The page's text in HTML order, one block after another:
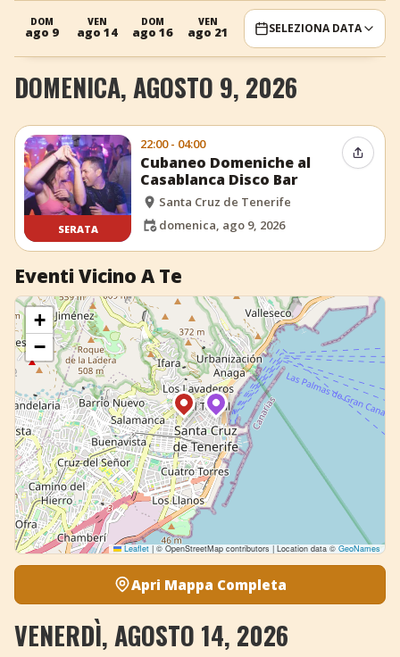
Aggiungi evento
DOM
ago 9
VEN
ago 14
DOM
ago 16
VEN
ago 21
DOM
ago 23SELEZIONA DATA
DOMENICA, AGOSTO 9, 2026
SERATA
22:00 - 04:00
Cubaneo Domeniche al
Casablanca Disco Bar
Santa Cruz de Tenerife
domenica, ago 9, 2026
Eventi Vicino A Te
+
−
Leaflet |© OpenStreetMap contributors | Location data ©GeoNames
Apri Mappa Completa
VENERDÌ, AGOSTO 14, 2026